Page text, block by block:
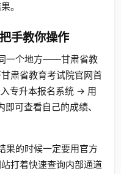
。
手教你操作
一个地方——甘肃省教
肃省教育考试院官网首
专升本报名系统 → 用
可查看自己的成绩、
果的时候一定要用官方
打着快速查询内部通道